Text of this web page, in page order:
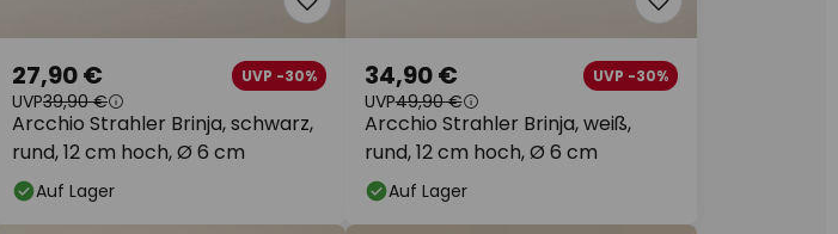
Arcchio Strahler Brinja, schwarz,
rund, 12 cm hoch, Ø 6 cm
27,90 € UVP -30%
UVP39,90 €
Auf Lager
Arcchio Strahler Brinja, weiß,
rund, 12 cm hoch, Ø 6 cm
34,90 € UVP -30%
UVP49,90 €
Auf Lager